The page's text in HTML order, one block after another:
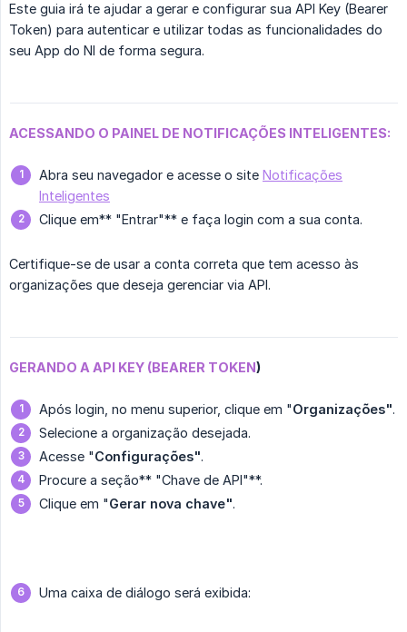
Este guia irá te ajudar a gerar e configurar sua API Key (Bearer
Token) para autenticar e utilizar todas as funcionalidades do
seu App do NI de forma segura.
ACESSANDO O PAINEL DE NOTIFICAÇÕES INTELIGENTES:
Abra seu navegador e acesse o site Notificações
Inteligentes
Clique em** "Entrar"** e faça login com a sua conta.
Certifique-se de usar a conta correta que tem acesso às
organizações que deseja gerenciar via API.
GERANDO A API KEY (BEARER TOKEN)
Após login, no menu superior, clique em "Organizações".
Selecione a organização desejada.
Acesse "Configurações".
Procure a seção** "Chave de API"**.
Clique em "Gerar nova chave".
Uma caixa de diálogo será exibida: